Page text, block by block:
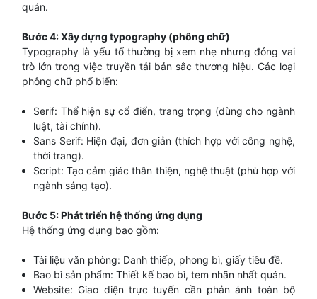
quán.
Bước 4: Xây dựng typography (phông chữ)
Typography là yếu tố thường bị xem nhẹ nhưng đóng vai
trò lớn trong việc truyền tải bản sắc thương hiệu. Các loại
phông chữ phổ biến:
Serif: Thể hiện sự cổ điển, trang trọng (dùng cho ngành
luật, tài chính).
Sans Serif: Hiện đại, đơn giản (thích hợp với công nghệ,
thời trang).
Script: Tạo cảm giác thân thiện, nghệ thuật (phù hợp với
ngành sáng tạo).
Bước 5: Phát triển hệ thống ứng dụng
Hệ thống ứng dụng bao gồm:
Tài liệu văn phòng: Danh thiếp, phong bì, giấy tiêu đề.
Bao bì sản phẩm: Thiết kế bao bì, tem nhãn nhất quán.
Website: Giao diện trực tuyến cần phản ánh toàn bộ